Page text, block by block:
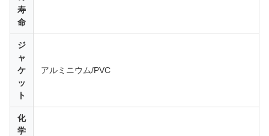
寿
命
ジ
ャ
ケ
ッ
ト
アルミニウム/PVC
化
学